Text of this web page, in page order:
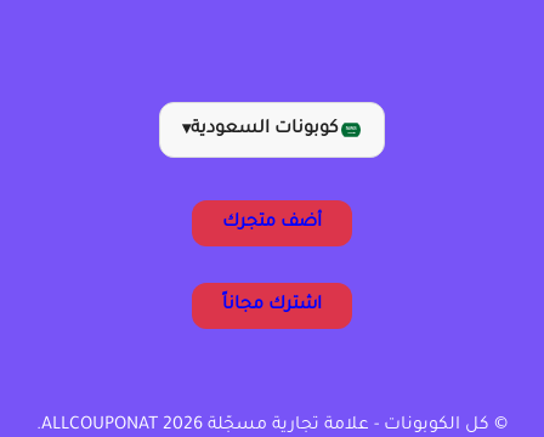
كوبونات السعودية▾
أضف متجرك
اشترك مجاناً
© كل الكوبونات - علامة تجارية مسجّلة ALLCOUPONAT 2026.